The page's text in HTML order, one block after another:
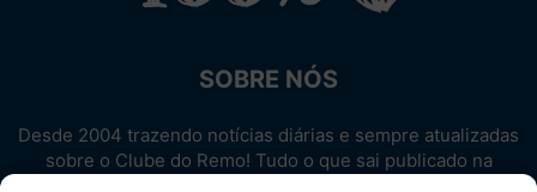
SOBRE NÓS
Desde 2004 trazendo notícias diárias e sempre atualizadas
sobre o Clube do Remo! Tudo o que sai publicado na